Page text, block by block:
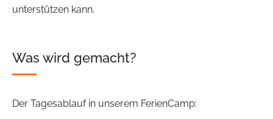
unterstützen kann.
Was wird gemacht?
Der Tagesablauf in unserem FerienCamp: